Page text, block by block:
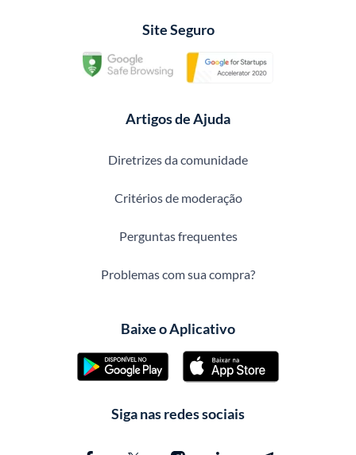
Site Seguro
Artigos de Ajuda
Diretrizes da comunidade
Critérios de moderação
Perguntas frequentes
Problemas com sua compra?
Baixe o Aplicativo
Siga nas redes sociais